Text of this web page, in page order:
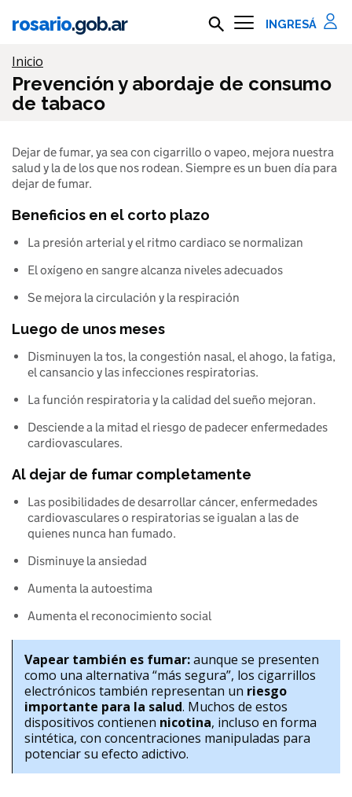
Ir al contenido principal
rosario.gob.ar Buscar en rosario.gob.ar
Información importante
Inicio
Prevención y abordaje de consumo
de tabaco
Dejar de fumar, ya sea con cigarrillo o vapeo, mejora nuestra
salud y la de los que nos rodean. Siempre es un buen día para
dejar de fumar.
Beneficios en el corto plazo
La presión arterial y el ritmo cardiaco se normalizan
El oxígeno en sangre alcanza niveles adecuados
Se mejora la circulación y la respiración
Luego de unos meses
Disminuyen la tos, la congestión nasal, el ahogo, la fatiga,
el cansancio y las infecciones respiratorias.
La función respiratoria y la calidad del sueño mejoran.
Desciende a la mitad el riesgo de padecer enfermedades
cardiovasculares.
Al dejar de fumar completamente
Las posibilidades de desarrollar cáncer, enfermedades
cardiovasculares o respiratorias se igualan a las de
quienes nunca han fumado.
Disminuye la ansiedad
Aumenta la autoestima
Aumenta el reconocimiento social
Vapear también es fumar: aunque se presenten
como una alternativa “más segura”, los cigarrillos
electrónicos también representan un riesgo
importante para la salud. Muchos de estos
dispositivos contienen nicotina, incluso en forma
sintética, con concentraciones manipuladas para
potenciar su efecto adictivo.